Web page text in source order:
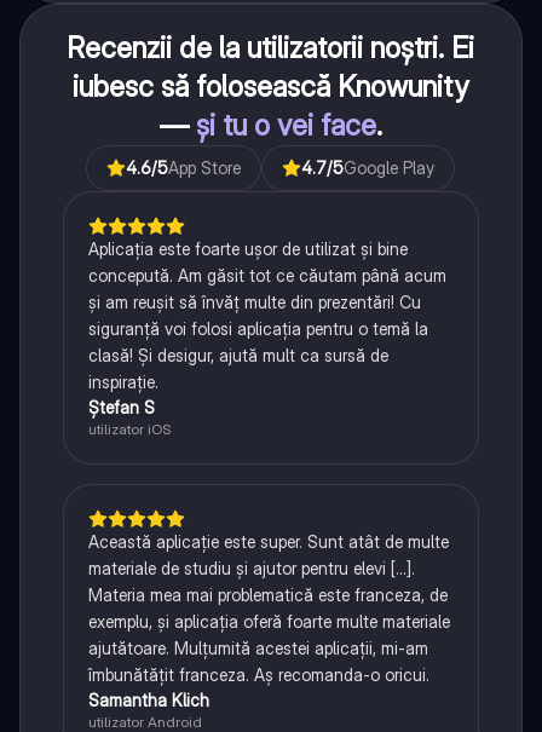
Recenzii de la utilizatorii noștri. Ei
iubesc să folosească Knowunity
— și tu o vei face.
4.6/5App Store 4.7/5Google Play
Aplicația este foarte ușor de utilizat și bine
concepută. Am găsit tot ce căutam până acum
și am reușit să învăț multe din prezentări! Cu
siguranță voi folosi aplicația pentru o temă la
clasă! Și desigur, ajută mult ca sursă de
inspirație.
Ștefan S
utilizator iOS
Această aplicație este super. Sunt atât de multe
materiale de studiu și ajutor pentru elevi [...].
Materia mea mai problematică este franceza, de
exemplu, și aplicația oferă foarte multe materiale
ajutătoare. Mulțumită acestei aplicații, mi-am
îmbunătățit franceza. Aș recomanda-o oricui.
Samantha Klich
utilizator Android